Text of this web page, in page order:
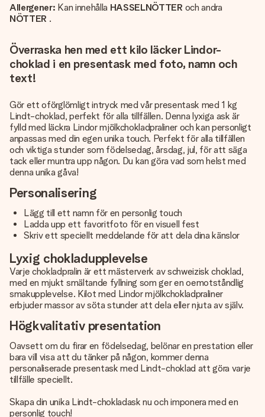
Allergener: Kan innehålla HASSELNÖTTER och andra
NÖTTER .
Överraska hen med ett kilo läcker Lindor-
choklad i en presentask med foto, namn och
text!
Gör ett oförglömligt intryck med vår presentask med 1 kg
Lindt-choklad, perfekt för alla tillfällen. Denna lyxiga ask är
fylld med läckra Lindor mjölkchokladpraliner och kan personligt
anpassas med din egen unika touch. Perfekt för alla tillfällen
och viktiga stunder som födelsedag, årsdag, jul, för att säga
tack eller muntra upp någon. Du kan göra vad som helst med
denna unika gåva!
Personalisering
Lägg till ett namn för en personlig touch
Ladda upp ett favoritfoto för en visuell fest
Skriv ett speciellt meddelande för att dela dina känslor
Lyxig chokladupplevelse
Varje chokladpralin är ett mästerverk av schweizisk choklad,
med en mjukt smältande fyllning som ger en oemotståndlig
smakupplevelse. Kilot med Lindor mjölkchokladpraliner
erbjuder massor av söta stunder att dela eller njuta av själv.
Högkvalitativ presentation
Oavsett om du firar en födelsedag, belönar en prestation eller
bara vill visa att du tänker på någon, kommer denna
personaliserade presentask med Lindt-choklad att göra varje
tillfälle speciellt.
Skapa din unika Lindt-chokladask nu och imponera med en
personlig touch!